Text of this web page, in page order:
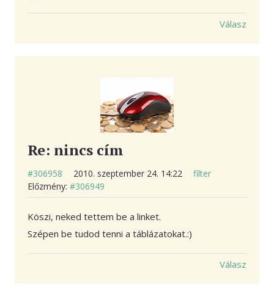
Válasz
Re: nincs cím
#306958 2010. szeptember 24. 14:22
filter
Előzmény: #306949
Köszi, neked tettem be a linket.
Szépen be tudod tenni a táblázatokat.:)
Válasz